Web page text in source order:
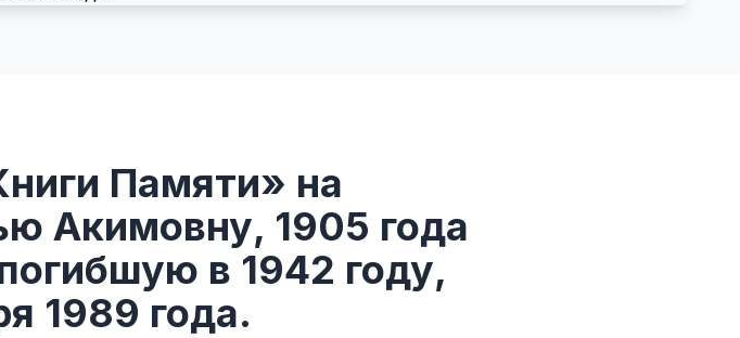
Памяти» на
Акимовну, 1905 года
в 1942 году,
1989 года.